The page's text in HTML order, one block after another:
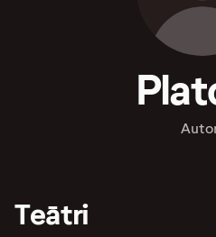
Teātri